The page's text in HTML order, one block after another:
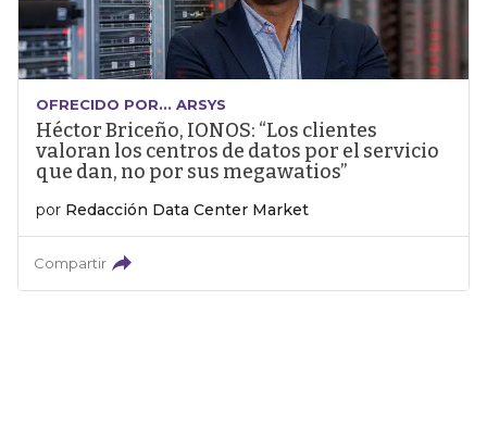
OFRECIDO POR... ARSYS
Héctor Briceño, IONOS: “Los clientes
valoran los centros de datos por el servicio
que dan, no por sus megawatios”
por Redacción Data Center Market
Compartir